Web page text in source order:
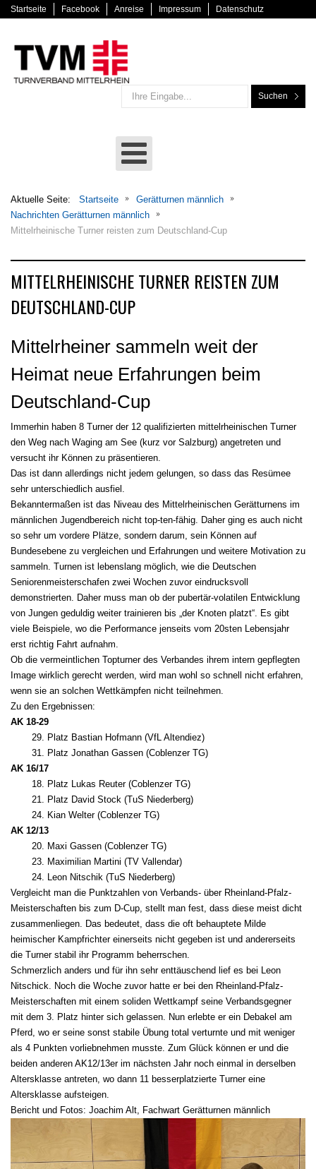
Startseite Facebook Anreise Impressum Datenschutz
Suchen
Aktuelle Seite: Startseite
Gerätturnen männlich
Nachrichten Gerätturnen männlich
Mittelrheinische Turner reisten zum Deutschland-Cup
MITTELRHEINISCHE TURNER REISTEN ZUM
DEUTSCHLAND-CUP
Mittelrheiner sammeln weit der
Heimat neue Erfahrungen beim
Deutschland-Cup
Immerhin haben 8 Turner der 12 qualifizierten mittelrheinischen Turner
den Weg nach Waging am See (kurz vor Salzburg) angetreten und
versucht ihr Können zu präsentieren.
Das ist dann allerdings nicht jedem gelungen, so dass das Resümee
sehr unterschiedlich ausfiel.
Bekanntermaßen ist das Niveau des Mittelrheinischen Gerätturnens im
männlichen Jugendbereich nicht top-ten-fähig. Daher ging es auch nicht
so sehr um vordere Plätze, sondern darum, sein Können auf
Bundesebene zu vergleichen und Erfahrungen und weitere Motivation zu
sammeln. Turnen ist lebenslang möglich, wie die Deutschen
Seniorenmeisterschafen zwei Wochen zuvor eindrucksvoll
demonstrierten. Daher muss man ob der pubertär-volatilen Entwicklung
von Jungen geduldig weiter trainieren bis „der Knoten platzt“. Es gibt
viele Beispiele, wo die Performance jenseits vom 20sten Lebensjahr
erst richtig Fahrt aufnahm.
Ob die vermeintlichen Topturner des Verbandes ihrem intern gepflegten
Image wirklich gerecht werden, wird man wohl so schnell nicht erfahren,
wenn sie an solchen Wettkämpfen nicht teilnehmen.
Zu den Ergebnissen:
AK 18-29
29. Platz Bastian Hofmann (VfL Altendiez)
31. Platz Jonathan Gassen (Coblenzer TG)
AK 16/17
18. Platz Lukas Reuter (Coblenzer TG)
21. Platz David Stock (TuS Niederberg)
24. Kian Welter (Coblenzer TG)
AK 12/13
20. Maxi Gassen (Coblenzer TG)
23. Maximilian Martini (TV Vallendar)
24. Leon Nitschik (TuS Niederberg)
Vergleicht man die Punktzahlen von Verbands- über Rheinland-Pfalz-
Meisterschaften bis zum D-Cup, stellt man fest, dass diese meist dicht
zusammenliegen. Das bedeutet, dass die oft behauptete Milde
heimischer Kampfrichter einerseits nicht gegeben ist und andererseits
die Turner stabil ihr Programm beherrschen.
Schmerzlich anders und für ihn sehr enttäuschend lief es bei Leon
Nitschick. Noch die Woche zuvor hatte er bei den Rheinland-Pfalz-
Meisterschaften mit einem soliden Wettkampf seine Verbandsgegner
mit dem 3. Platz hinter sich gelassen. Nun erlebte er ein Debakel am
Pferd, wo er seine sonst stabile Übung total verturnte und mit weniger
als 4 Punkten vorliebnehmen musste. Zum Glück können er und die
beiden anderen AK12/13er im nächsten Jahr noch einmal in derselben
Altersklasse antreten, wo dann 11 besserplatzierte Turner eine
Altersklasse aufsteigen.
Bericht und Fotos: Joachim Alt, Fachwart Gerätturnen männlich